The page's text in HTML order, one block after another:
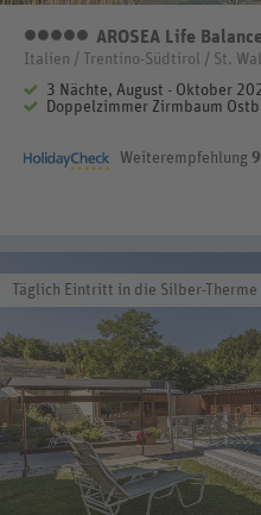
5AROSEA Life
Italien / Trentino-Südtirol / St.
3 Nächte, August - Oktober
Doppelzimmer Zirmbaum
Weiterempfehlung
Täglich Eintritt in die Silber-Therme